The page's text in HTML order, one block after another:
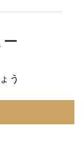
う